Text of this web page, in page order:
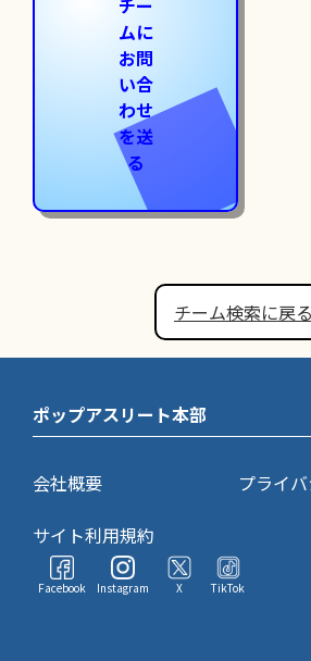
ムに
お問
い合
わせ
を送
る
チーム検索に戻る
ポップアスリート本部
会社概要
プライ
サイト利用規約
Facebook Instagram X TikTok